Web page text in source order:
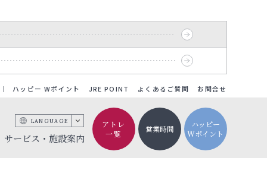
ハッピー Wポイント JRE POINT よくあるご質問 お問合せ
サービス・施設案内
LANGUAGE
アトレ
一覧
営業時間
ハッピー
Wポイント